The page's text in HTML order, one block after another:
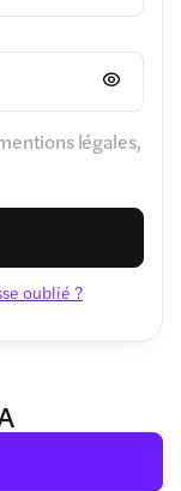
légales,
oublié ?